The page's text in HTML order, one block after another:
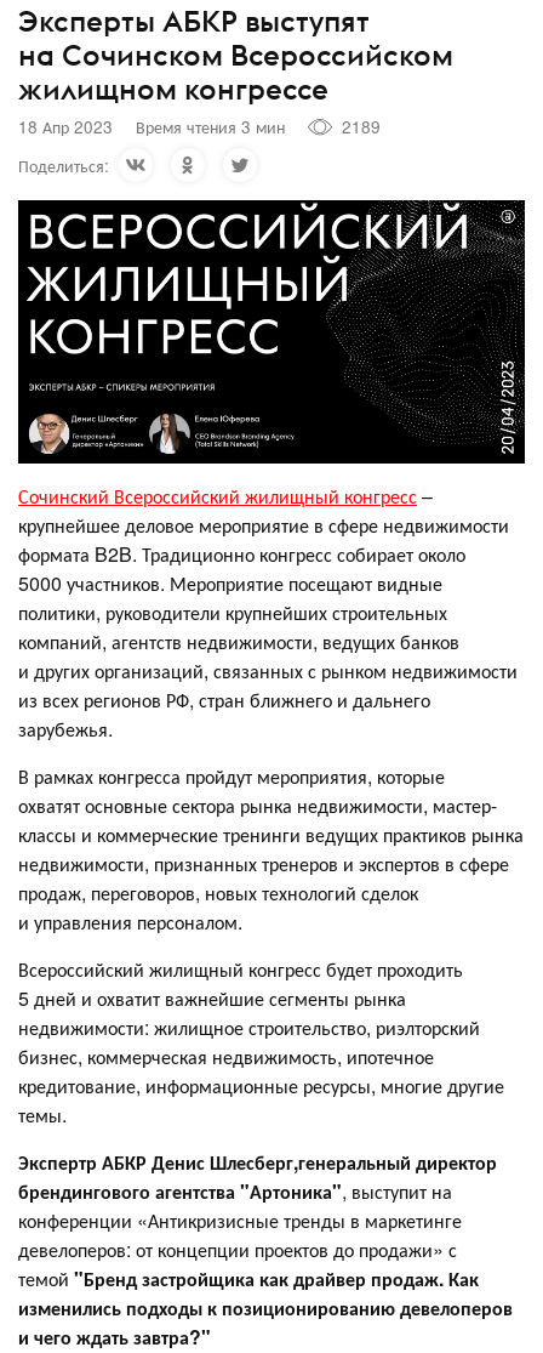
Эксперты АБКР выступят
на Сочинском Всероссийском
жилищном конгрессе
18 Апр 2023 Время чтения 3 мин
2189
Поделиться:
Сочинский Всероссийский жилищный конгресс–
крупнейшее деловое мероприятие в сфере недвижимости
формата B2B. Традиционно конгресс собирает около
5000 участников. Мероприятие посещают видные
политики, руководители крупнейших строительных
компаний, агентств недвижимости, ведущих банков
и других организаций, связанных с рынком недвижимости
из всех регионов РФ, стран ближнего и дальнего
зарубежья.
В рамках конгресса пройдут мероприятия, которые
охватят основные сектора рынка недвижимости, мастер-
классы и коммерческие тренинги ведущих практиков рынка
недвижимости, признанных тренеров и экспертов в сфере
продаж, переговоров, новых технологий сделок
и управления персоналом.
Всероссийский жилищный конгресс будет проходить
5 дней и охватит важнейшие сегменты рынка
недвижимости: жилищное строительство, риэлторский
бизнес, коммерческая недвижимость, ипотечное
кредитование, информационные ресурсы, многие другие
темы.
Экспертр АБКР Денис Шлесберг,генеральный директор
брендингового агентства "Артоника", выступит на
конференции «Антикризисные тренды в маркетинге
девелоперов: от концепции проектов до продажи» с
темой "Бренд застройщика как драйвер продаж. Как
изменились подходы к позиционированию девелоперов
и чего ждать завтра?"